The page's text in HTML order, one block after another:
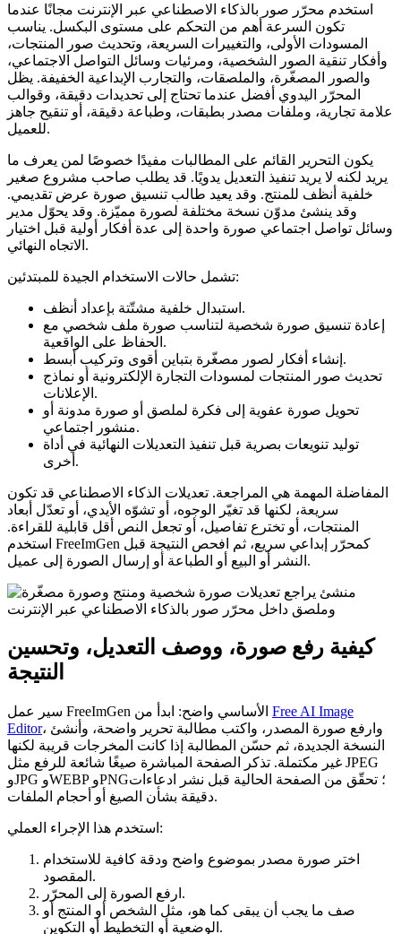
استخدم محرّر صور بالذكاء الاصطناعي عبر الإنترنت مجانًا عندما
تكون السرعة أهم من التحكم على مستوى البكسل. يناسب
المسودات الأولى، والتغييرات السريعة، وتحديث صور المنتجات،
وأفكار تنقية الصور الشخصية، ومرئيات وسائل التواصل الاجتماعي،
والصور المصغّرة، والملصقات، والتجارب الإبداعية الخفيفة. يظل
المحرّر اليدوي أفضل عندما تحتاج إلى تحديدات دقيقة، وقوالب
علامة تجارية، وملفات مصدر بطبقات، وطباعة دقيقة، أو تنقيح جاهز
للعميل.
يكون التحرير القائم على المطالبات مفيدًا خصوصًا لمن يعرف ما
يريد لكنه لا يريد تنفيذ التعديل يدويًا. قد يطلب صاحب مشروع صغير
خلفية أنظف للمنتج. وقد يعيد طالب تنسيق صورة عرض تقديمي.
وقد ينشئ مدوّن نسخة مختلفة لصورة مميّزة. وقد يحوّل مدير
وسائل تواصل اجتماعي صورة واحدة إلى عدة أفكار أولية قبل اختيار
الاتجاه النهائي.
تشمل حالات الاستخدام الجيدة للمبتدئين:
استبدال خلفية مشتّتة بإعداد أنظف.
إعادة تنسيق صورة شخصية لتناسب صورة ملف شخصي مع
الحفاظ على الواقعية.
إنشاء أفكار لصور مصغّرة بتباين أقوى وتركيب أبسط.
تحديث صور المنتجات لمسودات التجارة الإلكترونية أو نماذج
الإعلانات.
تحويل صورة عفوية إلى فكرة لملصق أو صورة مدونة أو
منشور اجتماعي.
توليد تنويعات بصرية قبل تنفيذ التعديلات النهائية في أداة
أخرى.
المفاضلة المهمة هي المراجعة. تعديلات الذكاء الاصطناعي قد تكون
سريعة، لكنها قد تغيّر الوجوه، أو تشوّه الأيدي، أو تعدّل أبعاد
المنتجات، أو تخترع تفاصيل، أو تجعل النص أقل قابلية للقراءة.
استخدم FreeImGen كمحرّر إبداعي سريع، ثم افحص النتيجة قبل
النشر أو البيع أو الطباعة أو إرسال الصورة إلى عميل.
كيفية رفع صورة، ووصف التعديل، وتحسين
النتيجة
Free AI Image
Editor، وارفع صورة المصدر، واكتب مطالبة تحرير واضحة، وأنشئ
النسخة الجديدة، ثم حسّن المطالبة إذا كانت المخرجات قريبة لكنها
غير مكتملة. تذكر الصفحة المباشرة صيغًا شائعة للرفع مثل JPEG
وJPG وWEBP وPNG؛ تحقّق من الصفحة الحالية قبل نشر ادعاءات
دقيقة بشأن الصيغ أو أحجام الملفات.
استخدم هذا الإجراء العملي:
اختر صورة مصدر بموضوع واضح ودقة كافية للاستخدام
المقصود.
ارفع الصورة إلى المحرّر.
صف ما يجب أن يبقى كما هو، مثل الشخص أو المنتج أو
الوضعية أو التخطيط أو التكوين.